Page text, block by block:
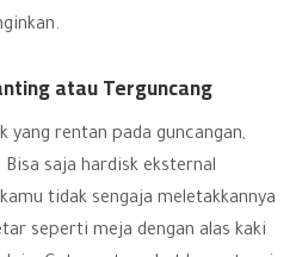
atau Terguncang
yang rentan pada guncangan,
saja hardisk eksternal
tidak sengaja meletakkannya
seperti meja dengan alas kaki